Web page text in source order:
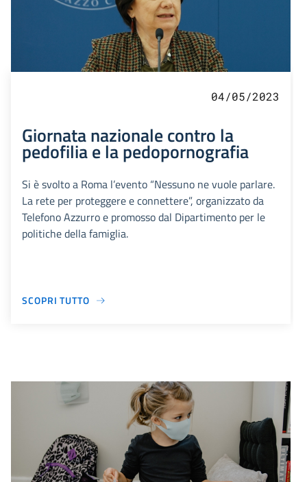
04/05/2023
Giornata nazionale contro la
pedofilia e la pedopornografia
Si è svolto a Roma l’evento “Nessuno ne vuole parlare.
La rete per proteggere e connettere”, organizzato da
Telefono Azzurro e promosso dal Dipartimento per le
politiche della famiglia.
SCOPRI TUTTO